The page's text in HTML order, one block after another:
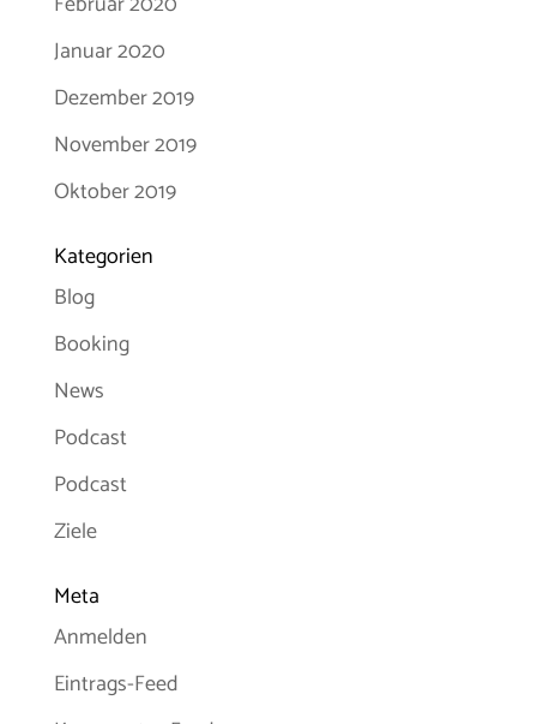
Januar 2020
Dezember 2019
November 2019
Oktober 2019
Kategorien
Blog
Booking
News
Podcast
Podcast
Ziele
Meta
Anmelden
Eintrags-Feed